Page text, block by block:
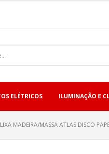
ELÉTRICOS ILUMINAÇÃO E
LIXA MADEIRA/MASSA ATLAS DISCO